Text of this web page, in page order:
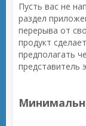
Пусть вас не
раздел
перерыва от
продукт
предполагать
представитель